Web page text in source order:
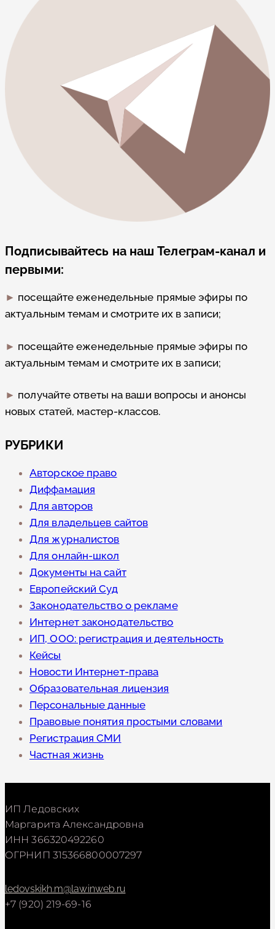
Подписывайтесь на наш Телеграм-канал и
первыми:
► посещайте еженедельные прямые эфиры по
актуальным темам и смотрите их в записи;
► посещайте еженедельные прямые эфиры по
актуальным темам и смотрите их в записи;
► получайте ответы на ваши вопросы и анонсы
новых статей, мастер-классов.
РУБРИКИ
Авторское право
Диффамация
Для авторов
Для владельцев сайтов
Для журналистов
Для онлайн-школ
Документы на сайт
Европейский Суд
Законодательство о рекламе
Интернет законодательство
ИП, ООО: регистрация и деятельность
Кейсы
Новости Интернет-права
Образовательная лицензия
Персональные данные
Правовые понятия простыми словами
Регистрация СМИ
Частная жизнь
ИП Ледовских
Маргарита Александровна
ИНН 366320492260
ОГРНИП 315366800007297
ledovskikh.m@lawinweb.ru
+7 (920) 219-69-16